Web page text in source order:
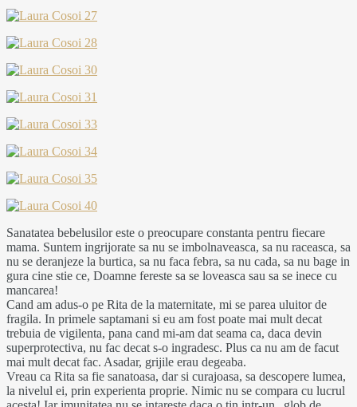
Sanatatea bebelusilor este o preocupare constanta pentru fiecare
mama. Suntem ingrijorate sa nu se imbolnaveasca, sa nu raceasca, sa
nu se deranjeze la burtica, sa nu faca febra, sa nu cada, sa nu bage in
gura cine stie ce, Doamne fereste sa se loveasca sau sa se inece cu
mancarea!
Cand am adus-o pe Rita de la maternitate, mi se parea uluitor de
fragila. In primele saptamani si eu am fost poate mai mult decat
trebuia de vigilenta, pana cand mi-am dat seama ca, daca devin
superprotectiva, nu fac decat s-o ingradesc. Plus ca nu am de facut
mai mult decat fac. Asadar, grijile erau degeaba.
Vreau ca Rita sa fie sanatoasa, dar si curajoasa, sa descopere lumea,
la nivelul ei, prin experienta proprie. Nimic nu se compara cu lucrul